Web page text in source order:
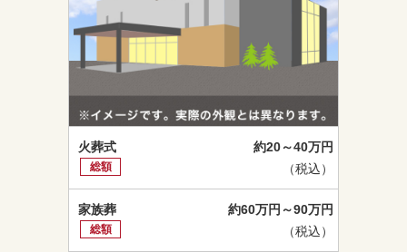
火葬式
総額
約20～40万円
（税込）
家族葬
総額
約60万円～90万円
（税込）